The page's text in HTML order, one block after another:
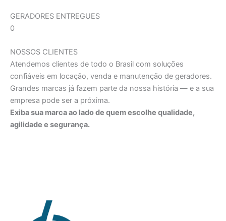
GERADORES ENTREGUES
0
NOSSOS CLIENTES
Atendemos clientes de todo o Brasil com soluções
confiáveis em locação, venda e manutenção de geradores.
Grandes marcas já fazem parte da nossa história — e a sua
empresa pode ser a próxima.
Exiba sua marca ao lado de quem escolhe qualidade,
agilidade e segurança.